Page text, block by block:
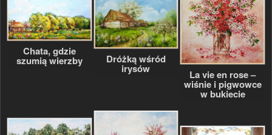
Chata, gdzie
szumią wierzby Dróżką wśród
irysów La vie en rose –
wiśnie i pigwowce
w bukiecie